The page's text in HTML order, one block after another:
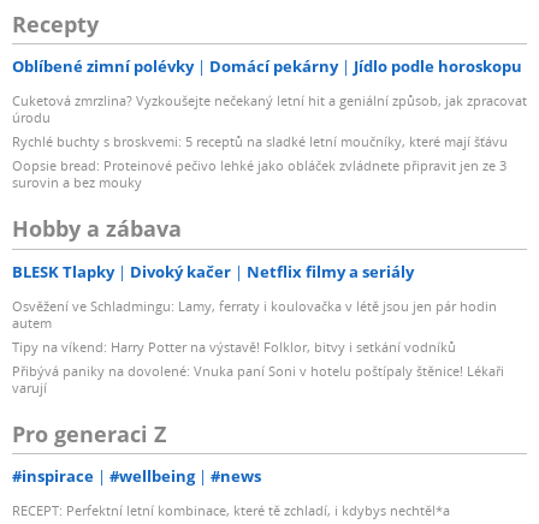
Recepty
Oblíbené zimní polévky Domácí pekárny Jídlo podle horoskopu
Cuketová zmrzlina? Vyzkoušejte nečekaný letní hit a geniální způsob, jak zpracovat
úrodu
Rychlé buchty s broskvemi: 5 receptů na sladké letní moučníky, které mají šťávu
Oopsie bread: Proteinové pečivo lehké jako obláček zvládnete připravit jen ze 3
surovin a bez mouky
Hobby a zábava
BLESK Tlapky Divoký kačer Netflix filmy a seriály
Osvěžení ve Schladmingu: Lamy, ferraty i koulovačka v létě jsou jen pár hodin
autem
Tipy na víkend: Harry Potter na výstavě! Folklor, bitvy i setkání vodníků
Přibývá paniky na dovolené: Vnuka paní Soni v hotelu poštípaly štěnice! Lékaři
varují
Pro generaci Z
#inspirace #wellbeing #news
RECEPT: Perfektní letní kombinace, které tě zchladí, i kdybys nechtěl*a